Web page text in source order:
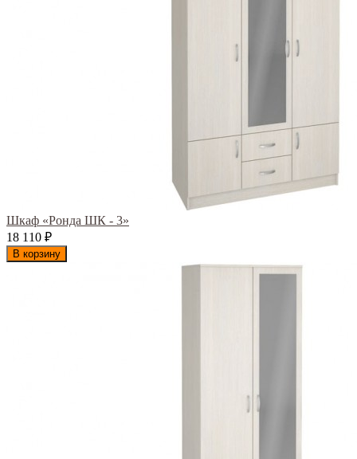
Шкаф «Ронда ШК - 3»
18 110 ₽
В корзину